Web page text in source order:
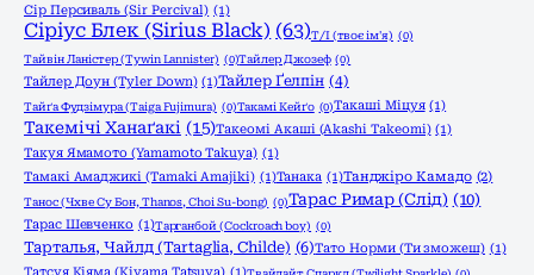
Сір Персиваль (Sir Percival) (1)
Сіріус Блек (Sirius Black) (63)Т/І (твоє ім'я) (0)
Тайвін Ланістер (Tywin Lannister) (0)Тайлер Джозеф (0)
Тайлер Доун (Tyler Down) (1)Тайлер Ґелпін (4)
Тайґа Фудзімура (Taiga Fujimura) (0)Такамі Кейґо (0)Такаші Міцуя (1)
Такемічі Ханаґакі (15)Такеомі Акаші (Akashi Takeomi) (1)
Такуя Ямамото (Yamamoto Takuya) (1)
Тамакі Амаджикі (Tamaki Amajiki) (1)Танака (1)Танджіро Камадо (2)
Танос (Чхве Су Бон, Thanos, Choi Su-bong) (0)Тарас Римар (Слід) (10)
Тарас Шевченко (1)Тарганбой (Cockroach boy) (0)
Тарталья, Чайлд (Tartaglia, Childe) (6)Тато Норми (Ти зможеш) (1)
Татсуя Кіяма (Kiyama Tatsuya) (1)